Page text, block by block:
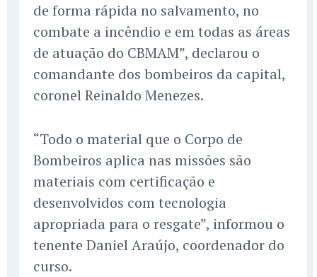
de forma rápida no salvamento, no
combate a incêndio e em todas as áreas
de atuação do CBMAM”, declarou o
comandante dos bombeiros da capital,
coronel Reinaldo Menezes.
“Todo o material que o Corpo de
Bombeiros aplica nas missões são
materiais com certificação e
desenvolvidos com tecnologia
apropriada para o resgate”, informou o
tenente Daniel Araújo, coordenador do
curso.